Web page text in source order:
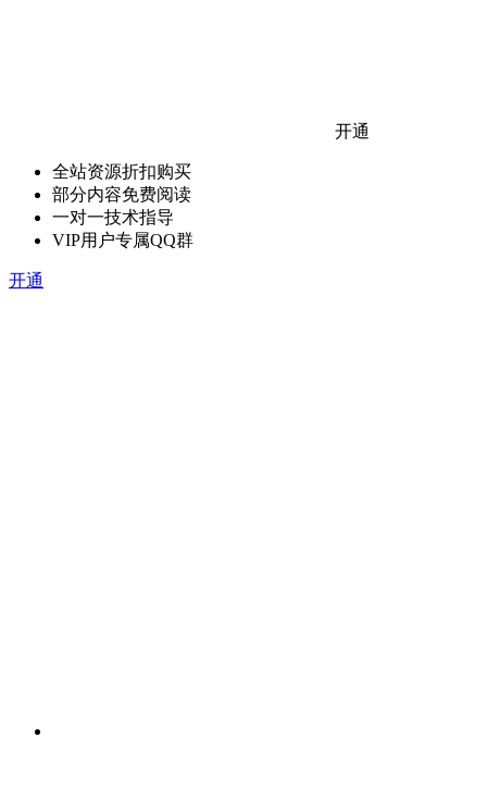
开通
全站资源折扣购买
部分内容免费阅读
一对一技术指导
VIP用户专属QQ群
开通